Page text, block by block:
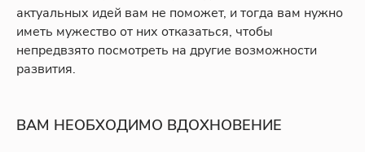
актуальных идей вам не поможет, и тогда вам нужно
иметь мужество от них отказаться, чтобы
непредвзято посмотреть на другие возможности
развития.
ВАМ НЕОБХОДИМО ВДОХНОВЕНИЕ